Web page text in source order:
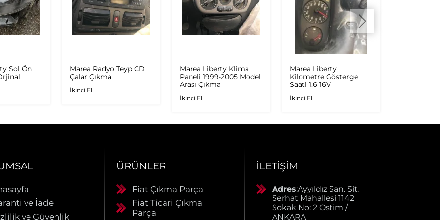
Sol Ön
Marea Radyo Teyp CD
Çalar Çıkma
İkinci El
Marea Liberty Klima
Paneli 1999-2005 Model
Arası Çıkma
İkinci El
Marea Liberty
Kilometre Gösterge
Saati 1.6 16V
İkinci El
ve İade
ve Güvenlik
ÜRÜNLER
Fiat Çıkma Parça
Fiat Ticari Çıkma
Parça
İLETIŞIM
Adres:Ayyıldız San. Sit.
Serhat Mahallesi 1142
Sokak No: 2 Ostim /
ANKARA